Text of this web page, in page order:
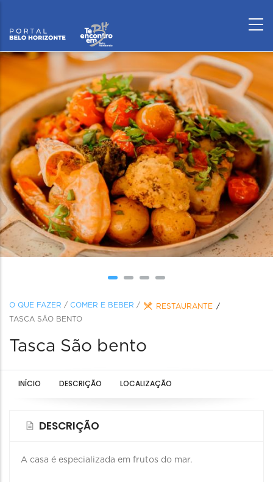
O QUE FAZER / COMER E BEBER /
RESTAURANTE
TASCA SÃO BENTO
Tasca São bento
INÍCIO DESCRIÇÃO LOCALIZAÇÃO
DESCRIÇÃO
A casa é especializada em frutos do mar.